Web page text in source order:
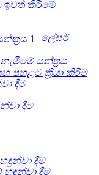
ලේසර්
නැමීමේ යන්ත්‍රය
පහළට ක්‍රියා කිරීම
දීම
දීම
හඳුන්වා දීම
හඳුන්වා දීම